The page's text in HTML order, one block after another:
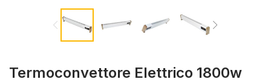
Termoconvettore Elettrico 1800w